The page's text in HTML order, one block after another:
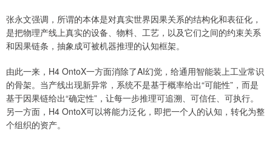
张永文强调，所谓的本体是对真实世界因果关系的结构化和表征化，
是把物理产线上真实的设备、物料、工艺，以及它们之间的约束关系
和因果链条，抽象成可被机器推理的认知框架。
由此一来，H4 OntoX一方面消除了AI幻觉，给通用智能装上工业常识
的骨架。当产线出现新异常，系统不是基于概率给出“可能性”，而是
基于因果链给出“确定性”，让每一步推理可追溯、可信任、可执行。
另一方面，H4 OntoX可以将能力泛化，即把一个人的认知，转化为整
个组织的资产。